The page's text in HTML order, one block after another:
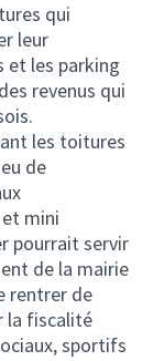
qui
leur
et les parking
revenus qui
les toitures
de
mini
pourrait servir
de la mairie
rentrer de
la fiscalité
sportifs